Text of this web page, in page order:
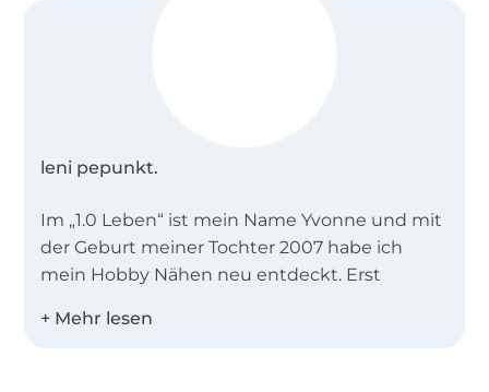
leni pepunkt.
Im „1.0 Leben“ ist mein Name Yvonne und mit
der Geburt meiner Tochter 2007 habe ich
mein Hobby Nähen neu entdeckt. Erst
allerhand Accessoires. Später kamen (neben